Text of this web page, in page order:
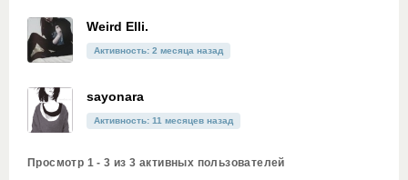
Weird Elli.
Активность: 2 месяца назад
sayonara
Активность: 11 месяцев назад
Просмотр 1 - 3 из 3 активных пользователей